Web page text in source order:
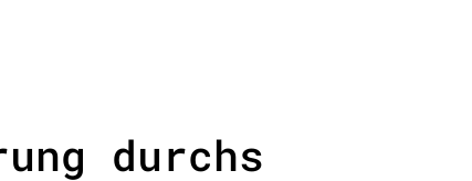
durchs